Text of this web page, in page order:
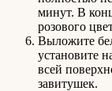
минут. В
розового
Выложите
установите
всей
завитушек.